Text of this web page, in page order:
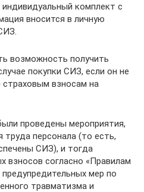
комплект с
вносится в личную
возможность получить
покупки СИЗ, если он не
взносам на
проведены мероприятия,
труда персонала (то есть,
СИЗ), и тогда
взносов согласно «Правилам
мер по
травматизма и